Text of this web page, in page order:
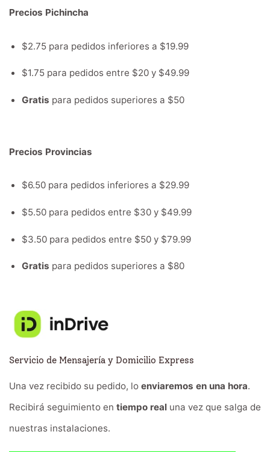
Precios Pichincha
$2.75 para pedidos inferiores a $19.99
$1.75 para pedidos entre $20 y $49.99
Gratis para pedidos superiores a $50
Precios Provincias
$6.50 para pedidos inferiores a $29.99
$5.50 para pedidos entre $30 y $49.99
$3.50 para pedidos entre $50 y $79.99
Gratis para pedidos superiores a $80
Servicio de Mensajería y Domicilio Express
Una vez recibido su pedido, lo enviaremos en una hora.
Recibirá seguimiento en tiempo real una vez que salga de
nuestras instalaciones.